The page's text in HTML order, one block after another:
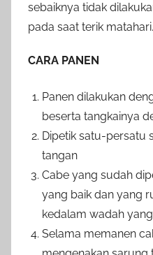
sebaiknya tidak
pada saat terik matahari.
CARA PANEN
Panen dilakukan
beserta tangkainya
Dipetik satu-persatu
tangan
Cabe yang sudah
yang baik dan yang
kedalam wadah
Selama memanen